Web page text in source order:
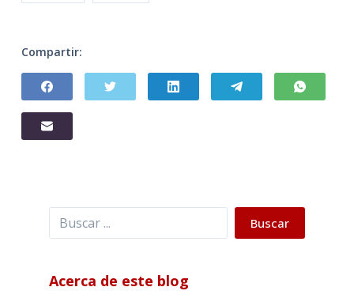
Compartir:
Buscar Buscar
Acerca de este blog